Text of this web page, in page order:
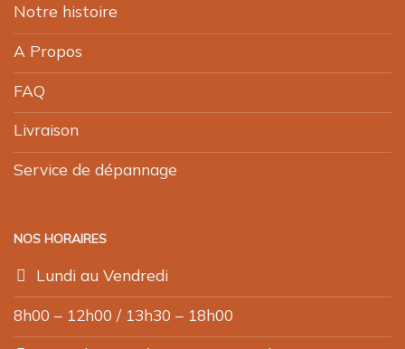
Notre histoire
A Propos
FAQ
Livraison
Service de dépannage
NOS HORAIRES
Lundi au Vendredi
8h00 – 12h00 / 13h30 – 18h00